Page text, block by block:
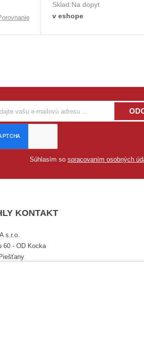
Sklad:Na dopyt
v eshope
Súhlasím so spracovaním osobných
KONTAKT
s.r.o.
60 - OD Kocka